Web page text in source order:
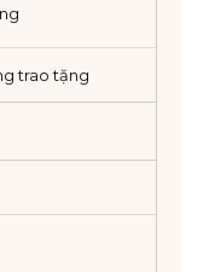
trao tặng